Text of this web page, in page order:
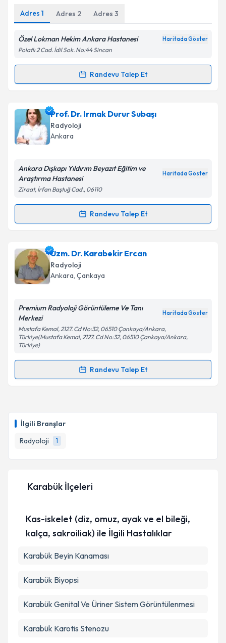
İlgili Branşlar
Radyoloji
1
Kişisel verilerimin işlenmesine ilişkin
kapsamda işlenmesini kabul ediyorum.
Adres 1 Adres 2 Adres 3
Özel Lokman Hekim Ankara Hastanesi Haritada Göster
Polatlı 2 Cad. İdil Sok. No:44 Sincan
Randevu Talep Et
Randevu Takvimi Talebi
Dr. Orhan Reşit Çubukçuiçin randevu takvimi talebi
oluşturun. Size bu uzmandan randevu almanız için bir
takvim hazırlandığında e-posta ile bilgilendireceğiz.
Kişisel verilerimin işlenmesine ilişkinAydınlatma
'ni okudum ve kişisel verilerimin belirtilen
kapsamda işlenmesini kabul ediyorum.
Takvim Talebini Gönder
Prof. Dr. Irmak Durur Subaşı
Radyoloji
Ankara
Ankara Dışkapı Yıldırım Beyazıt Eğitim ve
Araştırma Hastanesi
Haritada Göster
Ziraat, İrfan Baştuğ Cad., 06110
Randevu Talep Et
Randevu Takvimi Talebi
Prof. Dr. Irmak Durur Subaşıiçin randevu takvimi
talebi oluşturun. Size bu uzmandan randevu almanız
için bir takvim hazırlandığında e-posta ile
bilgilendireceğiz.
Metni'ni okudum ve kişisel verilerimin belirtilen
kapsamda işlenmesini kabul ediyorum.
Uzm. Dr. Karabekir Ercan
Radyoloji
Ankara, Çankaya
Premium Radyoloji Görüntüleme Ve Tanı
Merkezi
Haritada Göster
Mustafa Kemal, 2127. Cd No:32, 06510 Çankaya/Ankara,
Türkiye(Mustafa Kemal, 2127. Cd No:32, 06510 Çankaya/Ankara,
Türkiye)
Randevu Talep Et
Randevu Takvimi Talebi
için bir takvim hazırlandığında e-posta ile
bilgilendireceğiz.
E-posta Adresiniz
Metni'ni okudum ve kişisel verilerimin belirtilen
kapsamda işlenmesini kabul ediyorum.
Takvim Talebini Gönder
Karabük İlçeleri
Kas-iskelet (diz, omuz, ayak ve el bileği,
kalça, sakroiliak) ile İlgili Hastalıklar
Karabük Beyin Kanaması
Karabük Biyopsi
Karabük Genital Ve Üriner Sistem Görüntülenmesi
Karabük Karotis Stenozu